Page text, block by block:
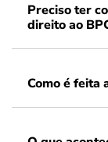
Preciso ter
direito ao
Como é feita